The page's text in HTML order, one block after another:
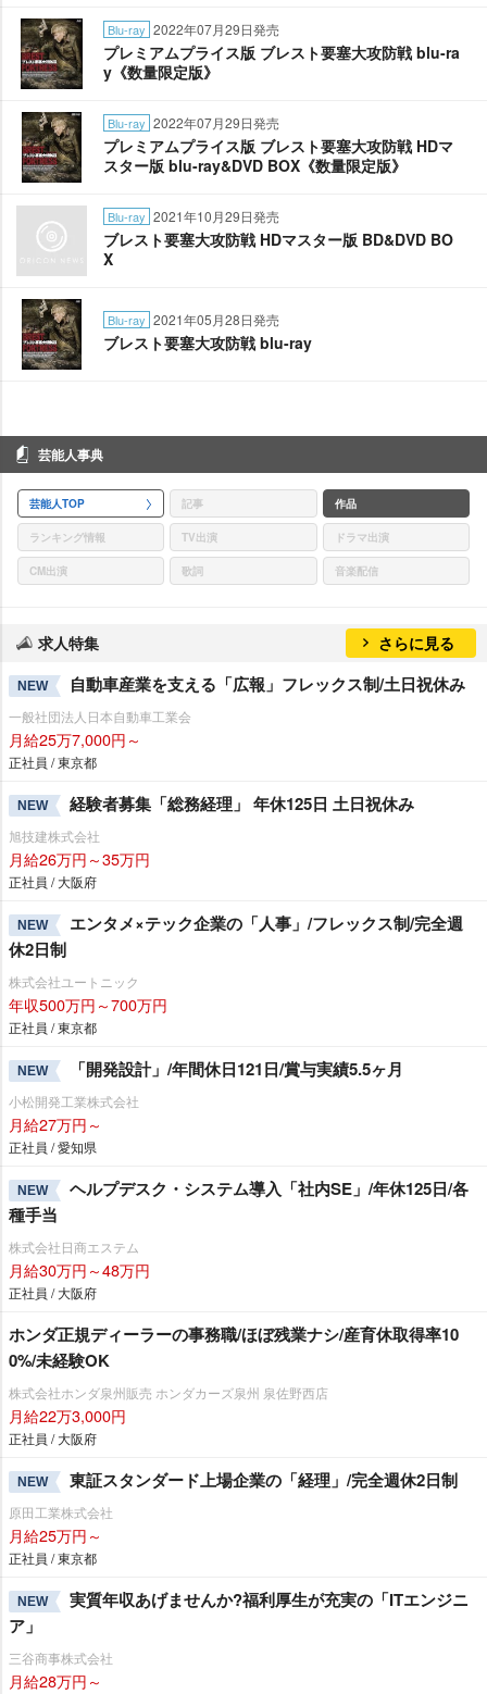
Blu-ray 2022年07月29日発売
プレミアムプライス版 ブレスト要塞大攻防戦 blu-ra
y《数量限定版》
Blu-ray 2022年07月29日発売
プレミアムプライス版 ブレスト要塞大攻防戦 HDマ
スター版 blu-ray&DVD BOX《数量限定版》
Blu-ray 2021年10月29日発売
ブレスト要塞大攻防戦 HDマスター版 BD&DVD BO
X
Blu-ray 2021年05月28日発売
ブレスト要塞大攻防戦 blu-ray
芸能人事典
芸能人TOP 記事 作品
ランキング情報 TV出演 ドラマ出演
CM出演 歌詞 音楽配信
求人特集 さらに見る
NEW 自動車産業を支える「広報」フレックス制/土日祝休み
一般社団法人日本自動車工業会
月給25万7,000円～
正社員 / 東京都
NEW 経験者募集「総務経理」 年休125日 土日祝休み
旭技建株式会社
月給26万円～35万円
正社員 / 大阪府
NEW
エンタメ×テック企業の「人事」/フレックス制/完全週
休2日制
株式会社ユートニック
年収500万円～700万円
正社員 / 東京都
NEW 「開発設計」/年間休日121日/賞与実績5.5ヶ月
小松開発工業株式会社
月給27万円～
正社員 / 愛知県
NEW
ヘルプデスク・システム導入「社内SE」/年休125日/各
種手当
株式会社日商エステム
月給30万円～48万円
正社員 / 大阪府
ホンダ正規ディーラーの事務職/ほぼ残業ナシ/産育休取得率10
0%/未経験OK
株式会社ホンダ泉州販売 ホンダカーズ泉州 泉佐野西店
月給22万3,000円
正社員 / 大阪府
NEW 東証スタンダード上場企業の「経理」/完全週休2日制
原田工業株式会社
月給25万円～
正社員 / 東京都
NEW
実質年収あげませんか?福利厚生が充実の「ITエンジニ
ア」
三谷商事株式会社
月給28万円～